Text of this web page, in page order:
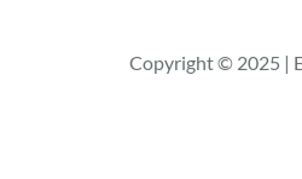
a
Copyright © 2025 |